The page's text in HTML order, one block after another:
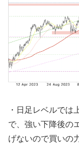
・日足レベルでは
で、強い下降後の
げないので買いの